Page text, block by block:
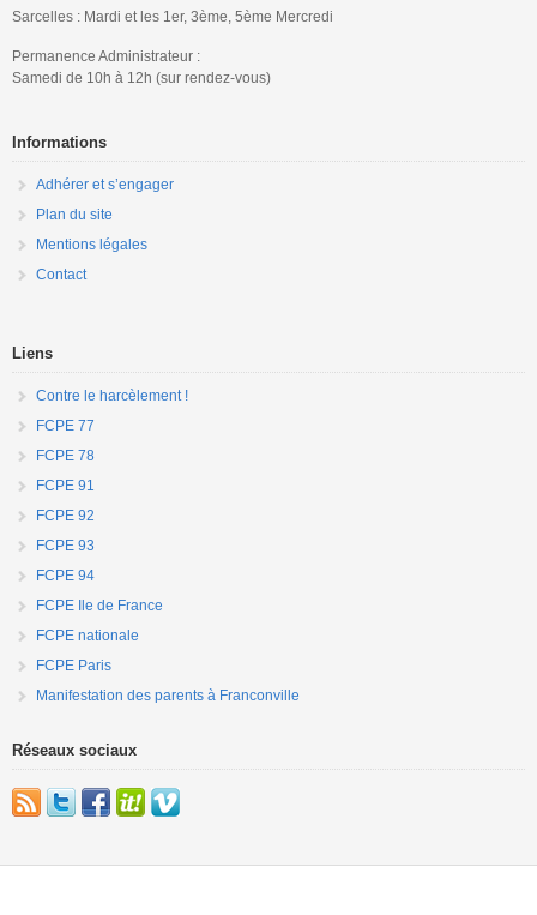
Sarcelles : Mardi et les 1er, 3ème, 5ème Mercredi
Permanence Administrateur :
Samedi de 10h à 12h (sur rendez-vous)
Informations
Adhérer et s’engager
Plan du site
Mentions légales
Contact
Liens
Contre le harcèlement !
FCPE 77
FCPE 78
FCPE 91
FCPE 92
FCPE 93
FCPE 94
FCPE Ile de France
FCPE nationale
FCPE Paris
Manifestation des parents à Franconville
Réseaux sociaux